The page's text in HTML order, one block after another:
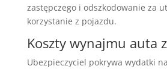
zastępczego i odszkodowanie za
korzystanie z pojazdu.
Koszty wynajmu auta
Ubezpieczyciel pokrywa wydatki